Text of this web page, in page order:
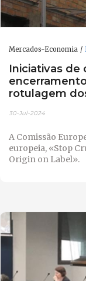
Mercados-Economia
Iniciativas de
rotulagem
30-Jul-2024
A Comissão
europeia, «Stop
Origin on Label».